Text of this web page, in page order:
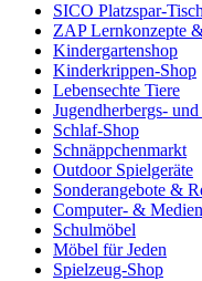
SICO Platzspar-
ZAP Lernkonzepte
Kindergartenshop
Kinderkrippen-Shop
Lebensechte Tiere
Jugendherbergs-
Schlaf-Shop
Schnäppchenmarkt
Outdoor Spielgeräte
Sonderangebote &
Computer- &
Schulmöbel
Möbel für Jeden
Spielzeug-Shop